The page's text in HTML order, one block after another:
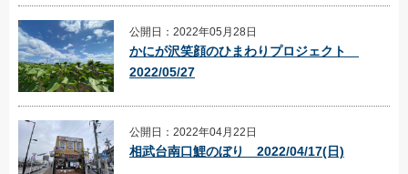
公開日：2022年05月28日
かにが沢笑顔のひまわりプロジェクト
2022/05/27
公開日：2022年04月22日
相武台南口鯉のぼり 2022/04/17(日)